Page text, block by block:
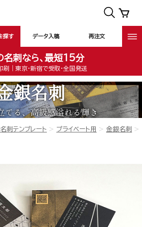
探す データ入稿 再注文
名刺なら、最短15分
刷｜東京・新宿で受取・全国発送
銀名刺
てる、高級感溢れる輝き
刺テンプレート プライベート用
金銀名刺